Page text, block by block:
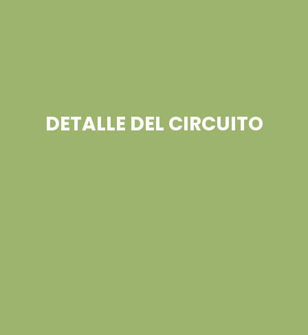
DETALLE DEL CIRCUITO